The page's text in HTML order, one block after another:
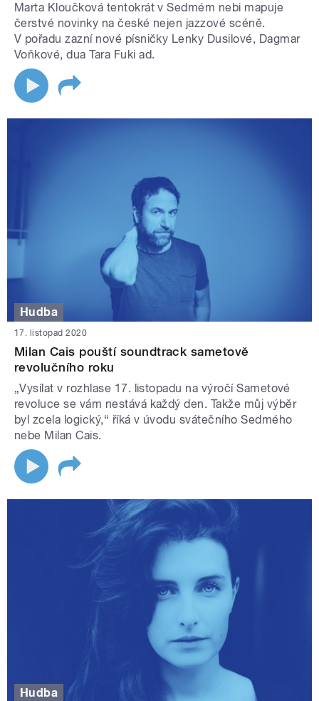
Marta Kloučková tentokrát v Sedmém nebi mapuje
čerstvé novinky na české nejen jazzové scéně.
V pořadu zazní nové písničky Lenky Dusilové, Dagmar
Voňkové, dua Tara Fuki ad.
Hudba
17. listopad 2020
Milan Cais pouští soundtrack sametově
revolučního roku
„Vysílat v rozhlase 17. listopadu na výročí Sametové
revoluce se vám nestává každý den. Takže můj výběr
byl zcela logický,“ říká v úvodu svátečního Sedmého
nebe Milan Cais.
Hudba